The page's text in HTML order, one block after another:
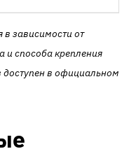
в зависимости от
и способа крепления
в официальном